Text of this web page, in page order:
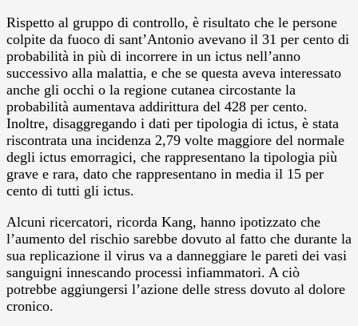
Rispetto al gruppo di controllo, è risultato che le persone
colpite da fuoco di sant’Antonio avevano il 31 per cento di
probabilità in più di incorrere in un ictus nell’anno
successivo alla malattia, e che se questa aveva interessato
anche gli occhi o la regione cutanea circostante la
probabilità aumentava addirittura del 428 per cento.
Inoltre, disaggregando i dati per tipologia di ictus, è stata
riscontrata una incidenza 2,79 volte maggiore del normale
degli ictus emorragici, che rappresentano la tipologia più
grave e rara, dato che rappresentano in media il 15 per
cento di tutti gli ictus.
Alcuni ricercatori, ricorda Kang, hanno ipotizzato che
l’aumento del rischio sarebbe dovuto al fatto che durante la
sua replicazione il virus va a danneggiare le pareti dei vasi
sanguigni innescando processi infiammatori. A ciò
potrebbe aggiungersi l’azione delle stress dovuto al dolore
cronico.